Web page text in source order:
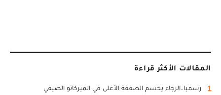
المقالات الأكثر قراءة
1 رسميا..الرجاء يحسم الصفقة الأغلى في الميركاتو الصيفي